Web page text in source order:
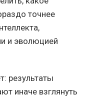
точнее
и эволюцией
результаты
иначе взглянуть